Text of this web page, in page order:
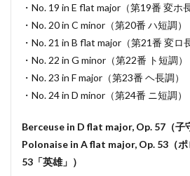
・No. 19 in E flat major（第19番 変ホ
・No. 20 in C minor（第20番 ハ短調）
・No. 21 in B flat major（第21番 変ロ
・No. 22 in G minor（第22番 ト短調）
・No. 23 in F major（第23番 ヘ長調）
・No. 24 in D minor（第24番 ニ短調）
Berceuse in D flat major, Op. 57（子
Polonaise in A flat major, Op. 53（ポ
53「英雄」）